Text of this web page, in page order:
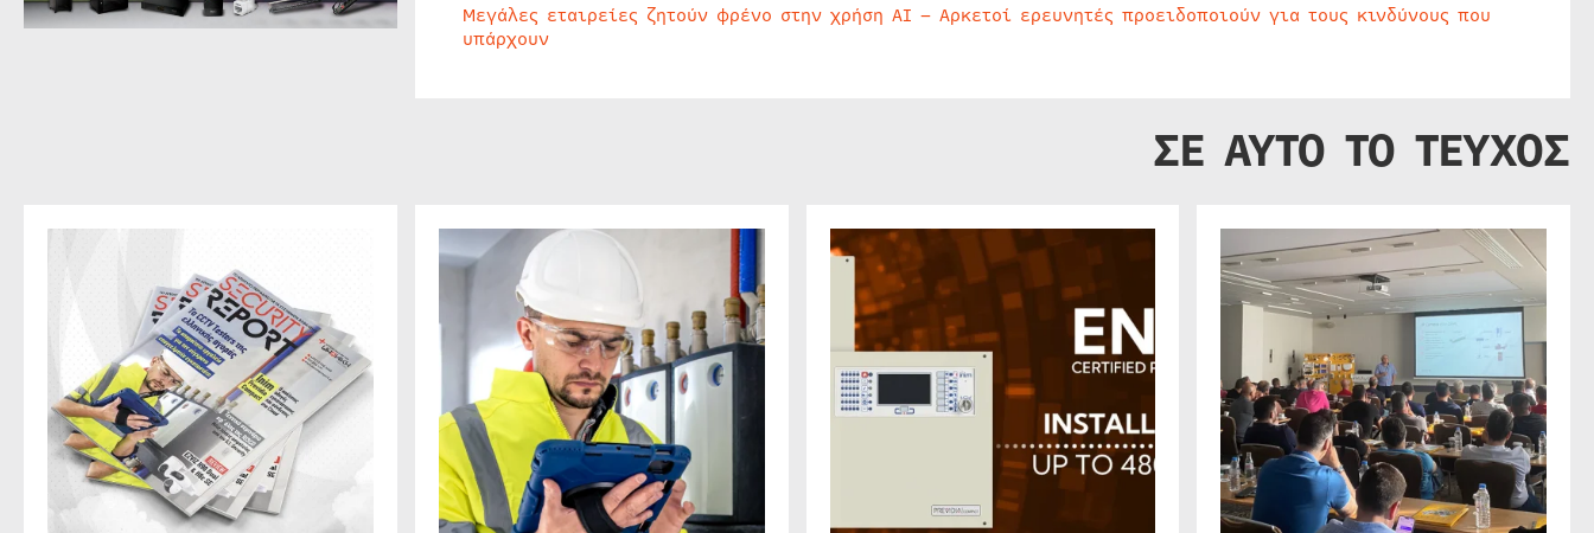
Μεγάλες εταιρείες ζητούν φρένο στην χρήση AI – Αρκετοί ερευνητές προειδοποιούν για τους κινδύνους που
υπάρχουν
ΣΕ ΑΥΤΟ ΤΟ ΤΕΥΧΟΣ